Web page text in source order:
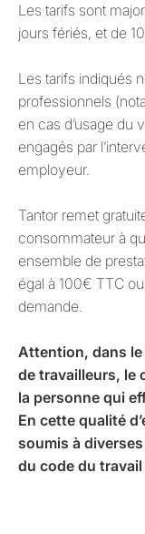
Les tarifs sont
jours fériés, et de
Les tarifs indiqués
professionnels
en cas d’usage du
engagés par
employeur.
Tantor remet
consommateur à
ensemble de
égal à 100€ TTC
demande.
Attention, dans le
de travailleurs, le
la personne qui
En cette qualité
soumis à
du code du